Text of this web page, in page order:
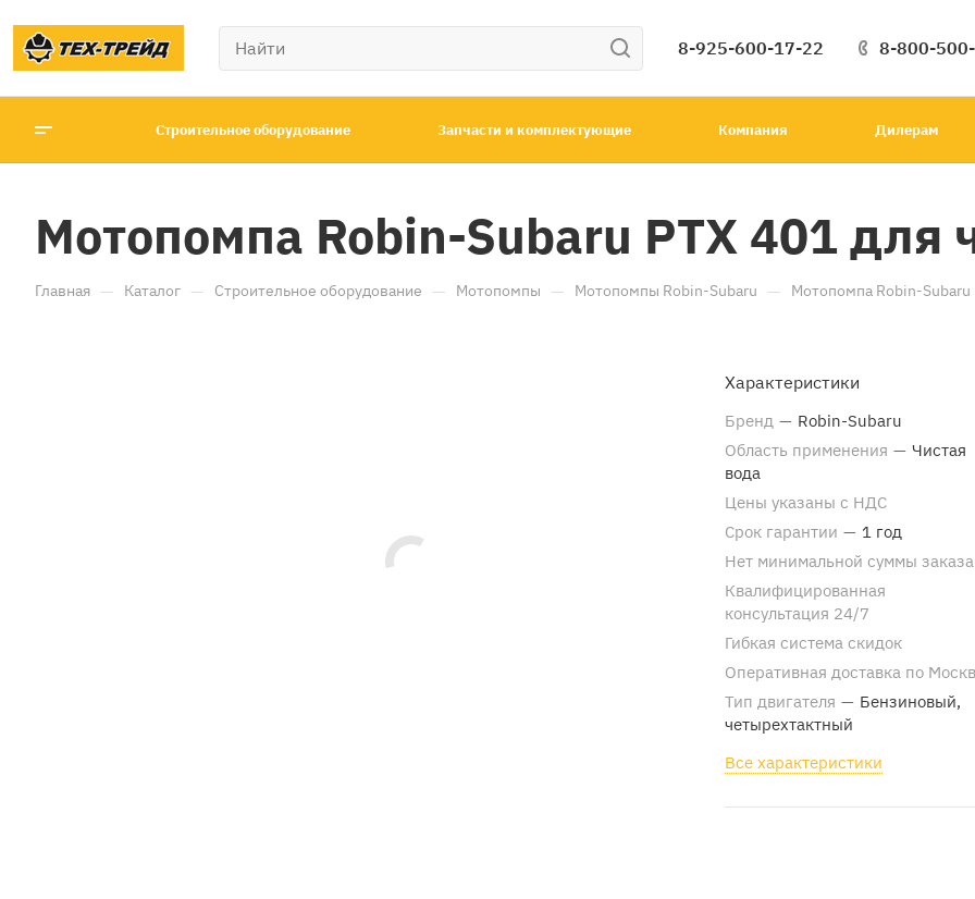
8-925-600-17-22 8-800-
Строительное оборудование Запчасти и комплектующие Компания Дилерам
Мотопомпа Robin-Subaru PTX 401 для
Главная — Каталог — Строительное оборудование — Мотопомпы — Мотопомпы Robin-Subaru — Мотопомпа Robin-Subaru
Характеристики
Бренд — Robin-Subaru
Область применения — Чистая
вода
Цены указаны с НДС
Срок гарантии — 1 год
Нет минимальной суммы заказа
Квалифицированная
консультация 24/7
Гибкая система скидок
Оперативная доставка по
Тип двигателя — Бензиновый,
четырехтактный
Все характеристики